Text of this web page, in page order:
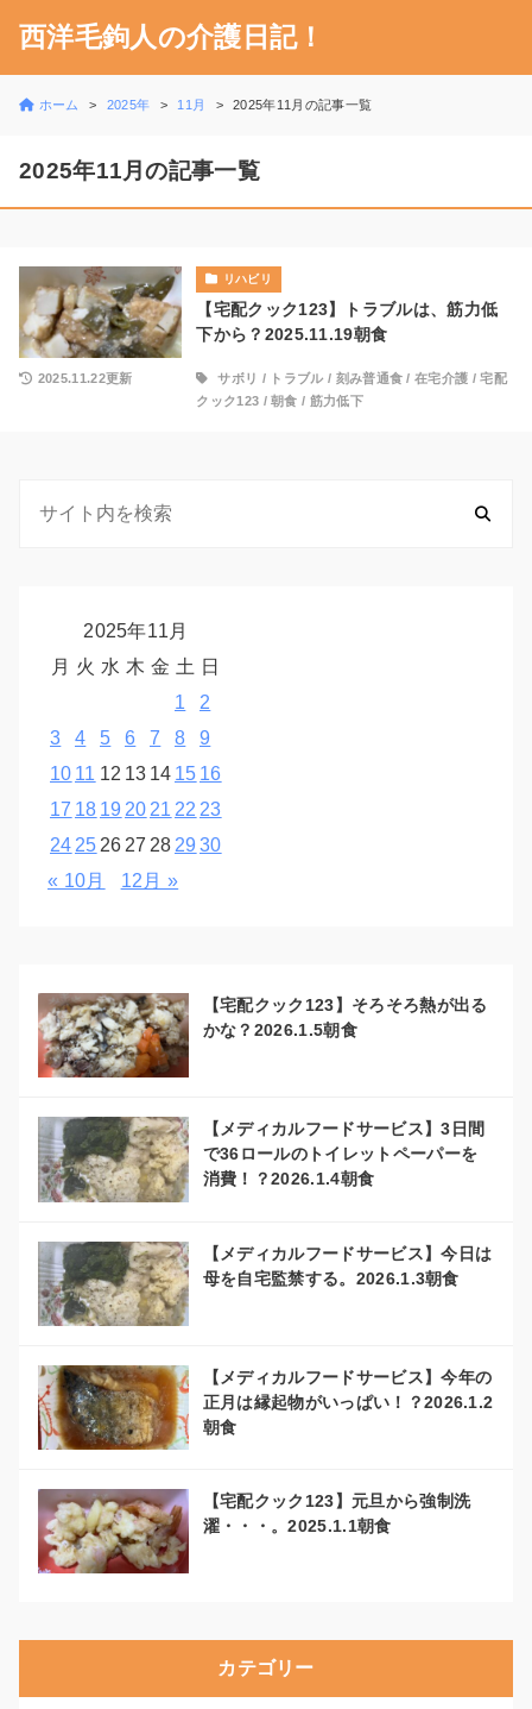
西洋毛鉤人の介護日記！
ホーム 2025年 11月 2025年11月の記事一覧
2025年11月の記事一覧
リハビリ
【宅配クック123】トラブルは、筋力低
下から？2025.11.19朝食
2025.11.22更新 サボリ / トラブル / 刻み普通食 /在宅介護 /宅配
クック123 /朝食 / 筋力低下
2025年11月
月 火 水 木 金 土 日
1
2
3
4 5 6 7 8
9
10 11 12 13 14 15 16
17 18 19 20 21 22 23
24 25 26 27 28 29 30
« 10月
12月 »
【宅配クック123】そろそろ熱が出る
かな？2026.1.5朝食
【メディカルフードサービス】3日間
で36ロールのトイレットペーパーを
消費！？2026.1.4朝食
【メディカルフードサービス】今日は
母を自宅監禁する。2026.1.3朝食
【メディカルフードサービス】今年の
正月は縁起物がいっぱい！？2026.1.2
朝食
【宅配クック123】元旦から強制洗
濯・・・。2025.1.1朝食
カテゴリー